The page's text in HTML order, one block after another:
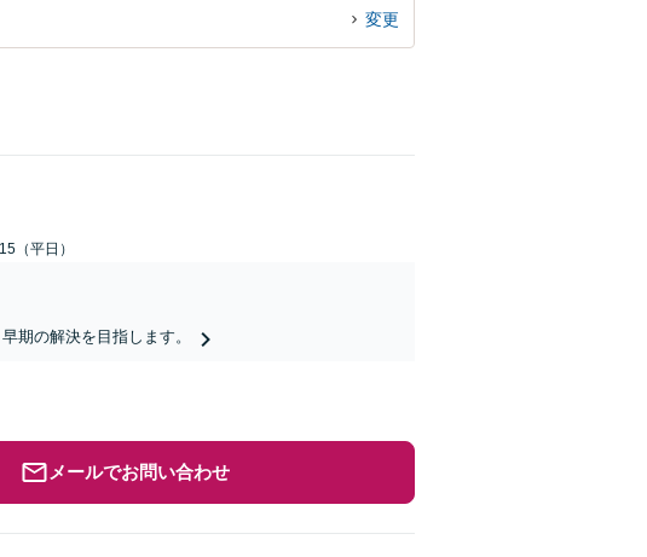
変更
（平日）
期の解決を目指します。
メールでお問い合わせ